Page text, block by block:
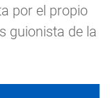
por el propio
guionista de la